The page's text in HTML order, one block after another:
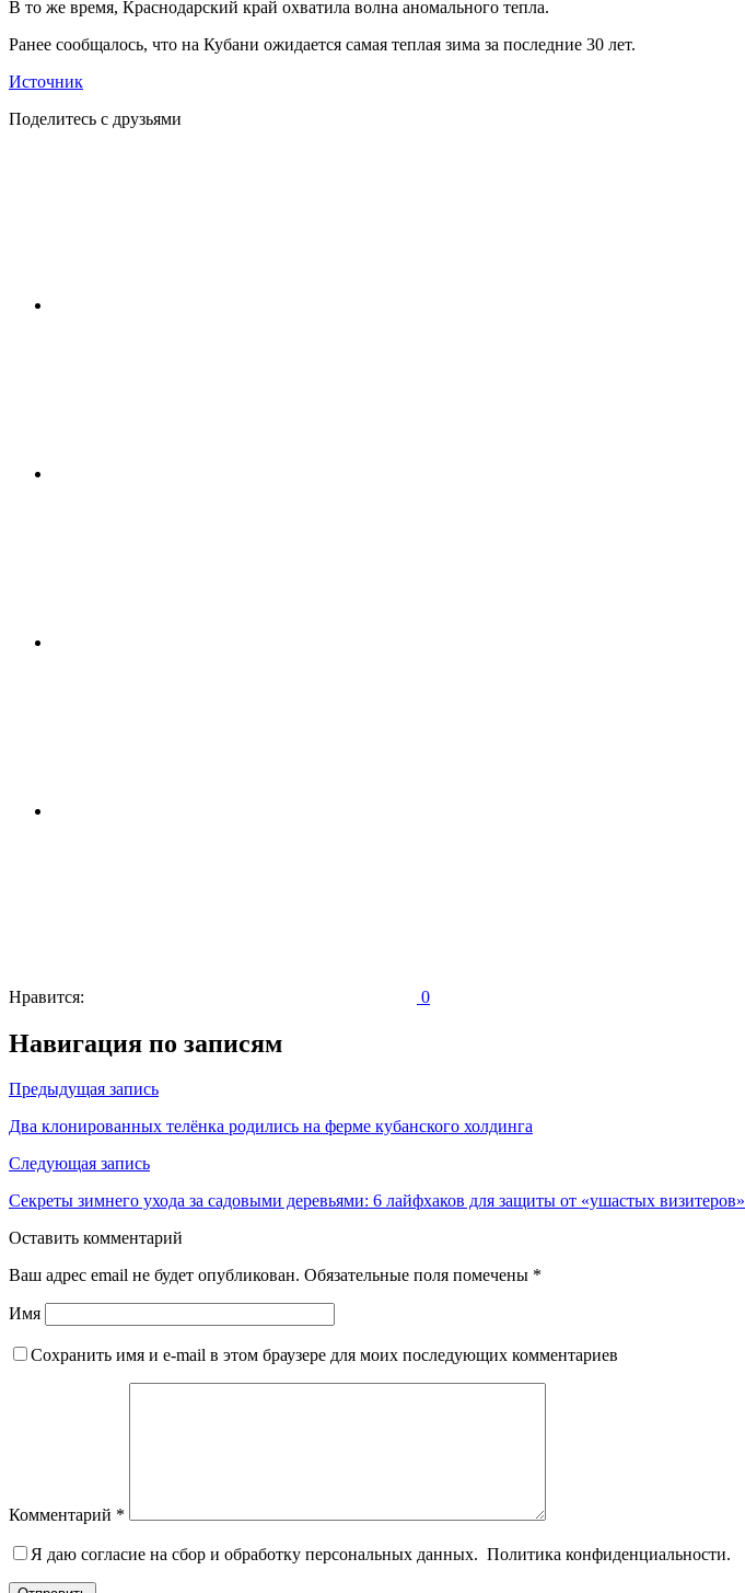
В то же время, Краснодарский край охватила волна аномального тепла.
Ранее сообщалось, что на Кубани ожидается самая теплая зима за последние 30 лет.
Источник
Поделитесь с друзьями
Нравится: 0
Навигация по записям
Предыдущая запись
Два клонированных телёнка родились на ферме кубанского холдинга
Следующая запись
Секреты зимнего ухода за садовыми деревьями: 6 лайфхаков для защиты от «ушастых визитеров»
Оставить комментарий
Ваш адрес email не будет опубликован. Обязательные поля помечены *
Имя
Сохранить имя и e-mail в этом браузере для моих последующих комментариев
Комментарий *
Я даю согласие на сбор и обработку персональных данных. Политика конфиденциальности.